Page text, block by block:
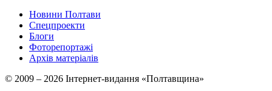
Новини Полтави
Спецпроекти
Блоги
Фоторепортажі
Архів матеріалів
© 2009 – 2026 Інтернет-видання «Полтавщина»